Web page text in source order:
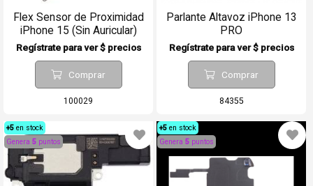
Flex Sensor de Proximidad
iPhone 15 (Sin Auricular)
Regístrate para ver $ precios
Comprar
100029
Parlante Altavoz iPhone 13
PRO
Regístrate para ver $ precios
Comprar
84355
+5 en stock
Genera 5 puntos
+5 en stock
Genera 5 puntos